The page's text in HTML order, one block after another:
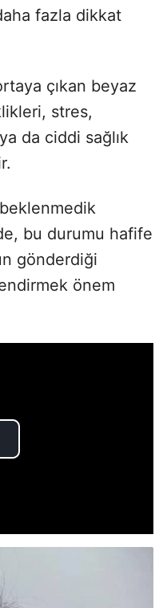
fazla dikkat
çıkan beyaz
stres,
da ciddi sağlık
bu durumu hafife
gönderdiği
önem